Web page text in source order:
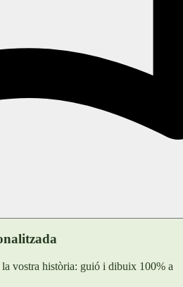
vostra història: guió i dibuix 100% a